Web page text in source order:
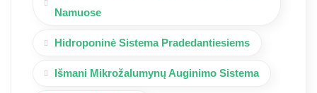
Namuose
Hidroponinė Sistema Pradedantiesiems
Išmani Mikrožalumynų Auginimo Sistema